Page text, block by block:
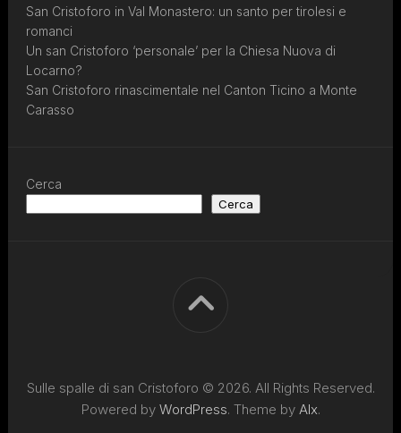
San Cristoforo in Val Monastero: un santo per tirolesi e
romanci
Un san Cristoforo ‘personale’ per la Chiesa Nuova di
Locarno?
San Cristoforo rinascimentale nel Canton Ticino a Monte
Carasso
Cerca
Cerca
Sulle spalle di san Cristoforo © 2026. All Rights Reserved.
Powered by WordPress. Theme by Alx.